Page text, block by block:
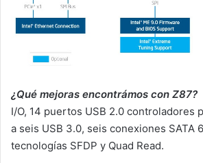
¿Qué mejoras encontrámos con Z87?
I/O, 14 puertos USB 2.0 controladores
a seis USB 3.0, seis conexiones SATA
tecnologías SFDP y Quad Read.